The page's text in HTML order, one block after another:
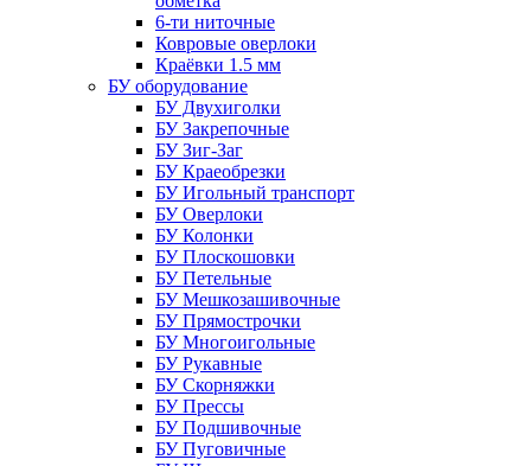
6-ти ниточные
Ковровые оверлоки
Краёвки 1.5 мм
БУ оборудование
БУ Двухиголки
БУ Закрепочные
БУ Зиг-Заг
БУ Краеобрезки
БУ Игольный транспорт
БУ Оверлоки
БУ Колонки
БУ Плоскошовки
БУ Петельные
БУ Мешкозашивочные
БУ Прямострочки
БУ Многоигольные
БУ Рукавные
БУ Скорняжки
БУ Прессы
БУ Подшивочные
БУ Пуговичные